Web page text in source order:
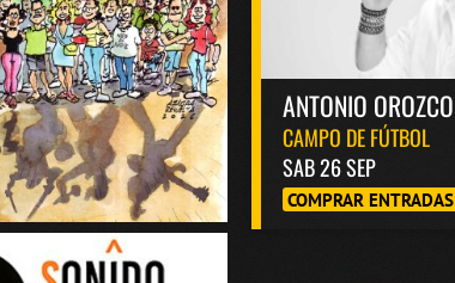
ANTONIO OROZCO
CAMPO DE FÚTBOL
SAB 26 SEP
COMPRAR ENTRADAS